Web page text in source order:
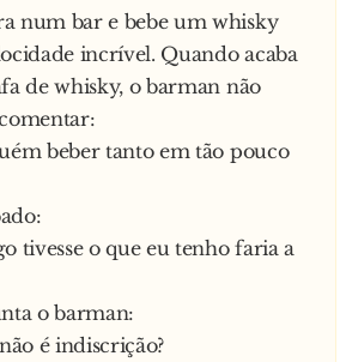
num bar e bebe um whisky
incrível. Quando acaba
de whisky, o barman não
beber tanto em tão pouco
tivesse o que eu tenho faria a
o barman:
é indiscrição?